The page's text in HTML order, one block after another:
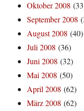
Oktober 2008
September 2008
August 2008 (40)
Juli 2008 (36)
Juni 2008 (32)
Mai 2008 (50)
April 2008 (62)
März 2008 (62)